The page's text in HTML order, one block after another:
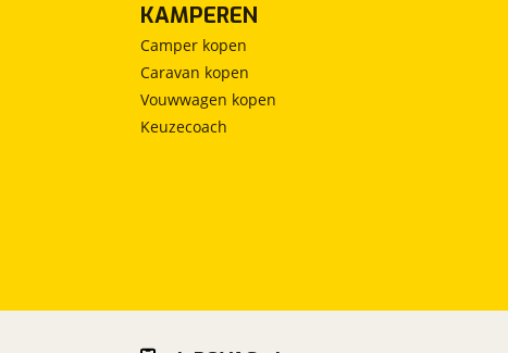
KAMPEREN
Camper kopen
Caravan kopen
Vouwwagen kopen
Keuzecoach